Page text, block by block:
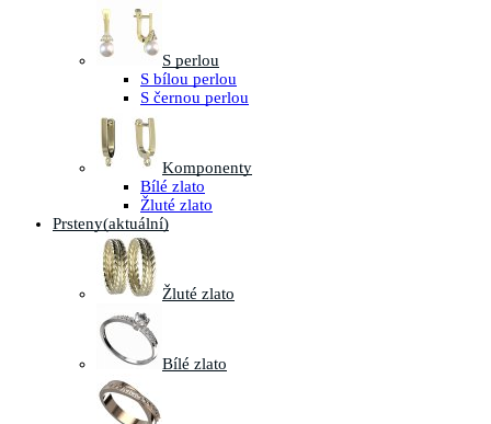
S perlou
S bílou perlou
S černou perlou
Komponenty
Bílé zlato
Žluté zlato
Prsteny(aktuální)
Žluté zlato
Bílé zlato